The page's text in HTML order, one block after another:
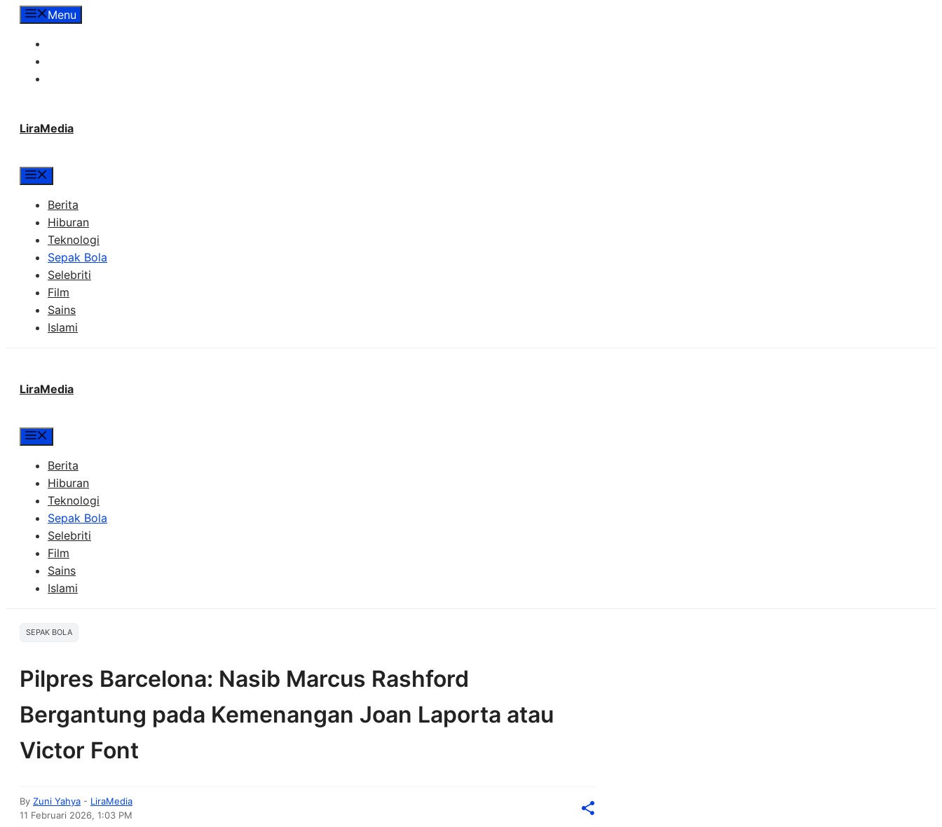
LangsungMenu
LiraMedia
Berita
Hiburan
Teknologi
Sepak Bola
Selebriti
Film
Sains
Islami
LiraMedia
Berita
Hiburan
Teknologi
Sepak Bola
Selebriti
Film
Sains
Islami
SEPAK BOLA
Pilpres Barcelona: Nasib Marcus Rashford
Bergantung pada Kemenangan Joan Laporta atau
Victor Font
By Zuni Yahya - LiraMedia
11 Februari 2026, 1:03 PM